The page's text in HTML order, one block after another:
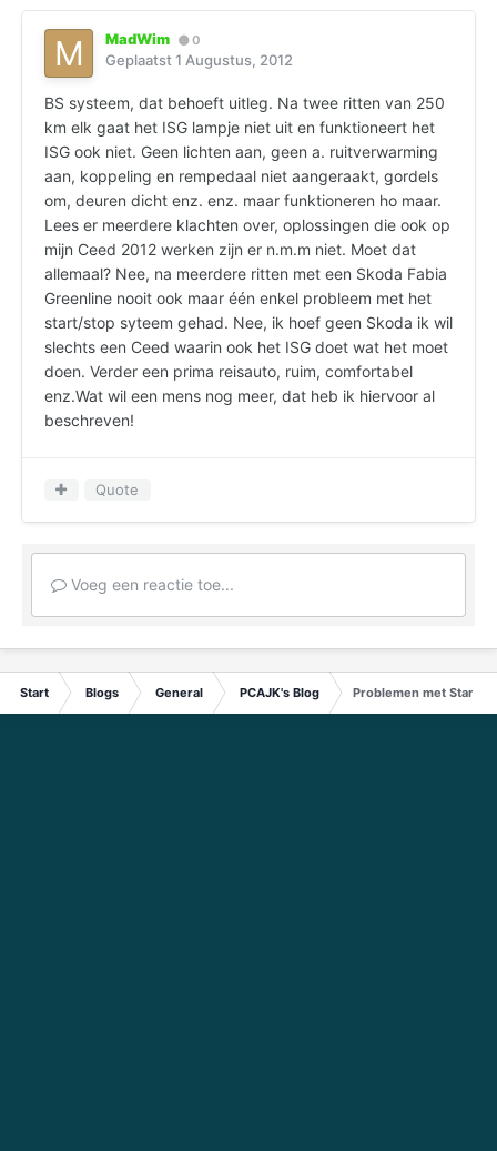
MadWim 0
Geplaatst1 Augustus, 2012
BS systeem, dat behoeft uitleg. Na twee ritten van 250
km elk gaat het ISG lampje niet uit en funktioneert het
ISG ook niet. Geen lichten aan, geen a. ruitverwarming
aan, koppeling en rempedaal niet aangeraakt, gordels
om, deuren dicht enz. enz. maar funktioneren ho maar.
Lees er meerdere klachten over, oplossingen die ook op
mijn Ceed 2012 werken zijn er n.m.m niet. Moet dat
allemaal? Nee, na meerdere ritten met een Skoda Fabia
Greenline nooit ook maar één enkel probleem met het
start/stop syteem gehad. Nee, ik hoef geen Skoda ik wil
slechts een Ceed waarin ook het ISG doet wat het moet
doen. Verder een prima reisauto, ruim, comfortabel
enz.Wat wil een mens nog meer, dat heb ik hiervoor al
beschreven!
Quote
Voeg een reactie toe...
Start Blogs General PCAJK's Blog Problemen met Start-